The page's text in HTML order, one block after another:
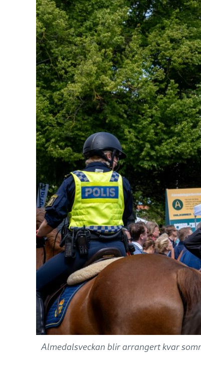
Almedalsveckan blir arrangert kvar